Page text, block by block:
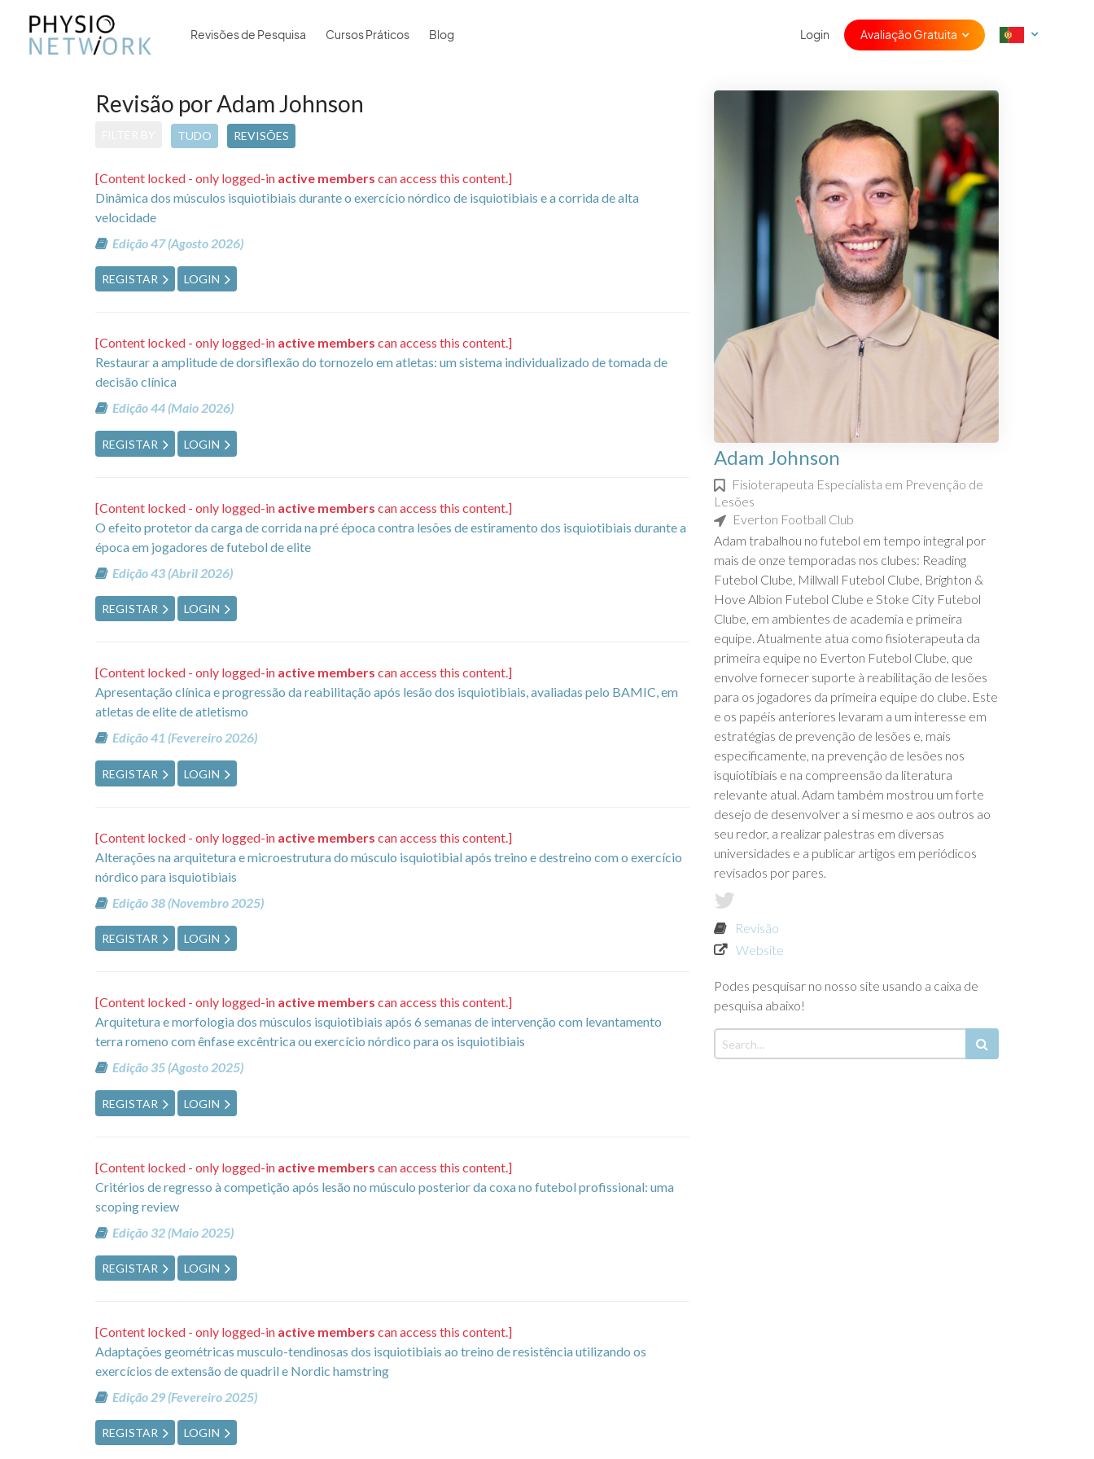
Revisões de Pesquisa Cursos Práticos Blog Login Avaliação Gratuita
Revisão por Adam Johnson
TUDO REVISÕES
[Content locked - only logged-in active members can access this content.]
Dinâmica dos músculos isquiotibiais durante o exercício nórdico de isquiotibiais e a corrida de alta
velocidade
Edição 47 (Agosto 2026)
REGISTAR LOGIN
[Content locked - only logged-in active members can access this content.]
Restaurar a amplitude de dorsiflexão do tornozelo em atletas: um sistema individualizado de tomada de
decisão clínica
Edição 44 (Maio 2026)
REGISTAR LOGIN
[Content locked - only logged-in active members can access this content.]
O efeito protetor da carga de corrida na pré época contra lesões de estiramento dos isquiotibiais durante a
época em jogadores de futebol de elite
Edição 43 (Abril 2026)
REGISTAR LOGIN
[Content locked - only logged-in active members can access this content.]
Apresentação clínica e progressão da reabilitação após lesão dos isquiotibiais, avaliadas pelo BAMIC, em
atletas de elite de atletismo
Edição 41 (Fevereiro 2026)
REGISTAR LOGIN
[Content locked - only logged-in active members can access this content.]
Alterações na arquitetura e microestrutura do músculo isquiotibial após treino e destreino com o exercício
nórdico para isquiotibiais
Edição 38 (Novembro 2025)
REGISTAR LOGIN
[Content locked - only logged-in active members can access this content.]
Arquitetura e morfologia dos músculos isquiotibiais após 6 semanas de intervenção com levantamento
terra romeno com ênfase excêntrica ou exercício nórdico para os isquiotibiais
Edição 35 (Agosto 2025)
REGISTAR LOGIN
[Content locked - only logged-in active members can access this content.]
Critérios de regresso à competição após lesão no músculo posterior da coxa no futebol profissional: uma
scoping review
Edição 32 (Maio 2025)
REGISTAR LOGIN
[Content locked - only logged-in active members can access this content.]
Adaptações geométricas musculo-tendinosas dos isquiotibiais ao treino de resistência utilizando os
exercícios de extensão de quadril e Nordic hamstring
Edição 29 (Fevereiro 2025)
REGISTAR LOGIN
Adam Johnson
Fisioterapeuta Especialista em Prevenção de
Lesões
Everton Football Club
Adam trabalhou no futebol em tempo integral por
mais de onze temporadas nos clubes: Reading
Futebol Clube, Millwall Futebol Clube, Brighton &
Hove Albion Futebol Clube e Stoke City Futebol
Clube, em ambientes de academia e primeira
equipe. Atualmente atua como fisioterapeuta da
primeira equipe no Everton Futebol Clube, que
envolve fornecer suporte à reabilitação de lesões
para os jogadores da primeira equipe do clube. Este
e os papéis anteriores levaram a um interesse em
estratégias de prevenção de lesões e, mais
especificamente, na prevenção de lesões nos
isquiotibiais e na compreensão da literatura
relevante atual. Adam também mostrou um forte
desejo de desenvolver a si mesmo e aos outros ao
seu redor, a realizar palestras em diversas
universidades e a publicar artigos em periódicos
revisados por pares.
Revisão
Website
Podes pesquisar no nosso site usando a caixa de
pesquisa abaixo!